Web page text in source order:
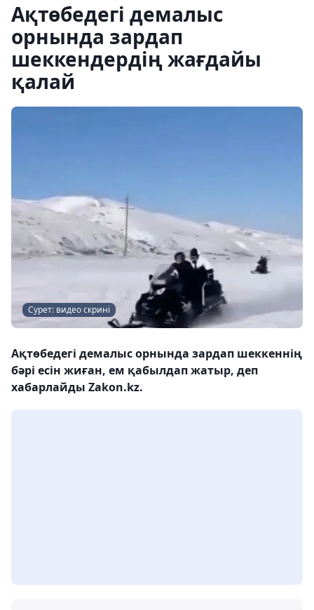
Ақтөбедегі демалыс
орнында зардап
шеккендердің жағдайы
қалай
Сурет: видео скрині
Ақтөбедегі демалыс орнында зардап шеккеннің
бәрі есін жиған, ем қабылдап жатыр, деп
хабарлайды Zakon.kz.